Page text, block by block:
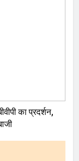
का प्रदर्शन,